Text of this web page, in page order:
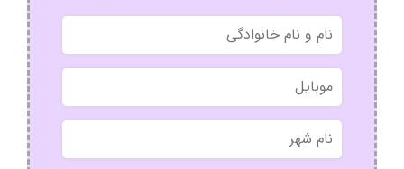
نام
و
نام
خانوادگی
موبایل
نام
شهر